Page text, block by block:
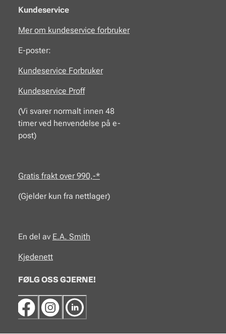
Kundeservice
Mer om kundeservice forbruker
E-poster:
Kundeservice Forbruker
Kundeservice Proff
(Vi svarer normalt innen 48
timer ved henvendelse på e-
post)
Gratis frakt over 990,-*
(Gjelder kun fra nettlager)
En del av E.A. Smith
Kjedenett
FØLG OSS GJERNE!